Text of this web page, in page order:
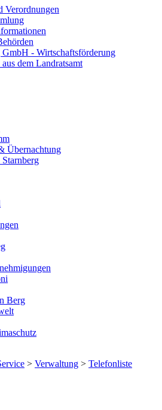
Verordnungen
GmbH - Wirtschaftsförderung
dem Landratsamt
Übernachtung
Berg
> Verwaltung > Telefonliste